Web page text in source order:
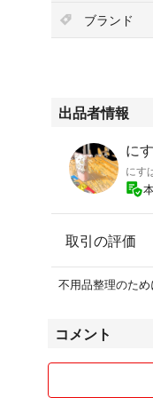
ブランド
出品者情報
に
にす
取引の評価
不用品整理のた
コメント